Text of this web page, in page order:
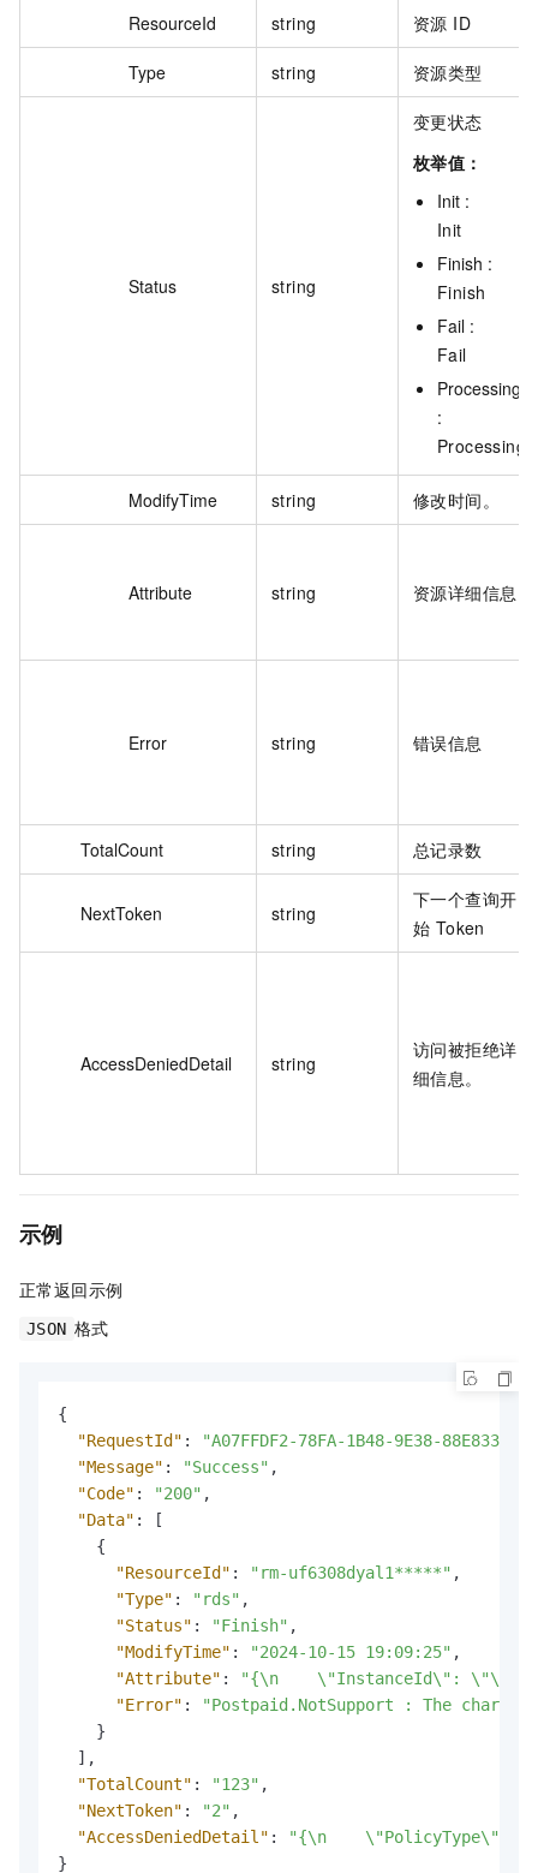
ResourceId string 资源 ID
Type string 资源类型
Status string
变更状态
枚举值：
Init :
Init
Finish :
Finish
Fail :
Fail
Processing
:
Processing
ModifyTime string 修改时间。
Attribute string 资源详细信息
Error string 错误信息
TotalCount string 总记录数
NextToken string
下一个查询开
始 Token
AccessDeniedDetail string
访问被拒绝详
细信息。
示例
正常返回示例
JSON 格式
{
"RequestId" :
"A07FFDF2-78FA-1B48-9E38-
"Message" : "Success" ,
"Code" : "200" ,
"Data" :
[
{
"ResourceId" : "rm-uf6308dyal1*****" ,
"Type" : "rds" ,
"Status" : "Finish" ,
"ModifyTime" : "2024-10-15 19:09:25" ,
"Attribute" :
"{\n    \"InstanceId\": \"\",\n
"Error" :
"Postpaid.NotSupport : The charge
}
] ,
"TotalCount" : "123" ,
"NextToken" : "2" ,
"AccessDeniedDetail" :
"{\n    \"PolicyType\":
}